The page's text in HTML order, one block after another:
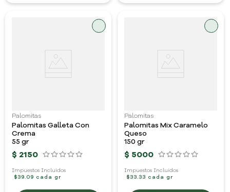
Palomitas
Palomitas Galleta Con
Crema
55 gr
$ 2150
Impuestos Incluidos
$39.09 cada gr
Palomitas
Palomitas Mix Caramelo
Queso
150 gr
$ 5000
Impuestos Incluidos
$33.33 cada gr